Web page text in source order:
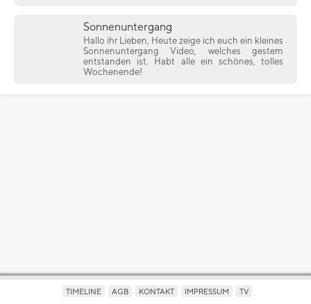
Sonnenuntergang
Hallo ihr Lieben, Heute zeige ich euch ein kleines
Sonnenuntergang Video, welches gestern
entstanden ist. Habt alle ein schönes, tolles
Wochenende!
TIMELINE AGB KONTAKT IMPRESSUM TV